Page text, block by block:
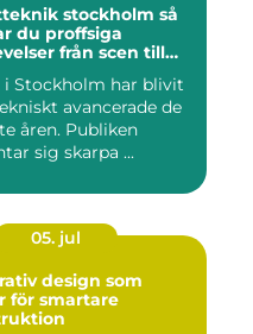
stockholm så
du proffsiga
från scen till
i Stockholm har blivit
avancerade de
åren. Publiken
sig skarpa ...
05. jul
design som
för smartare